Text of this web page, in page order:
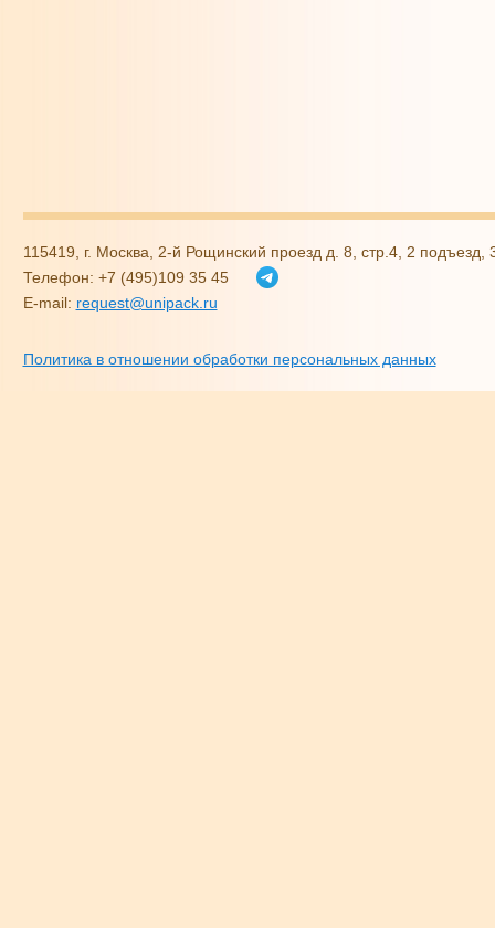
115419, г. Москва, 2-й Рощинский проезд д. 8, стр.4, 2
Телефон: +7 (495)109 35 45
E-mail: request@unipack.ru
Политика в отношении обработки персональных данных